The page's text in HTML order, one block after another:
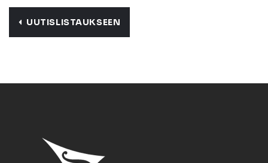
UUTISLISTAUKSEEN